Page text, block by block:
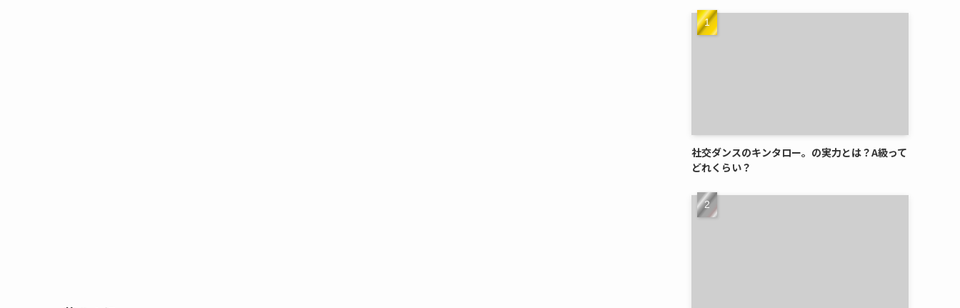
社交ダンスのキンタロー。の実力とは？A級って
どれくらい？